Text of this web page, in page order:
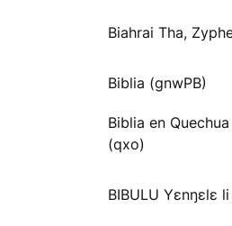
Biahrai Tha,
Biblia (gnwPB)
Biblia en
(qxo)
BIBULU Yɛnŋɛlɛ